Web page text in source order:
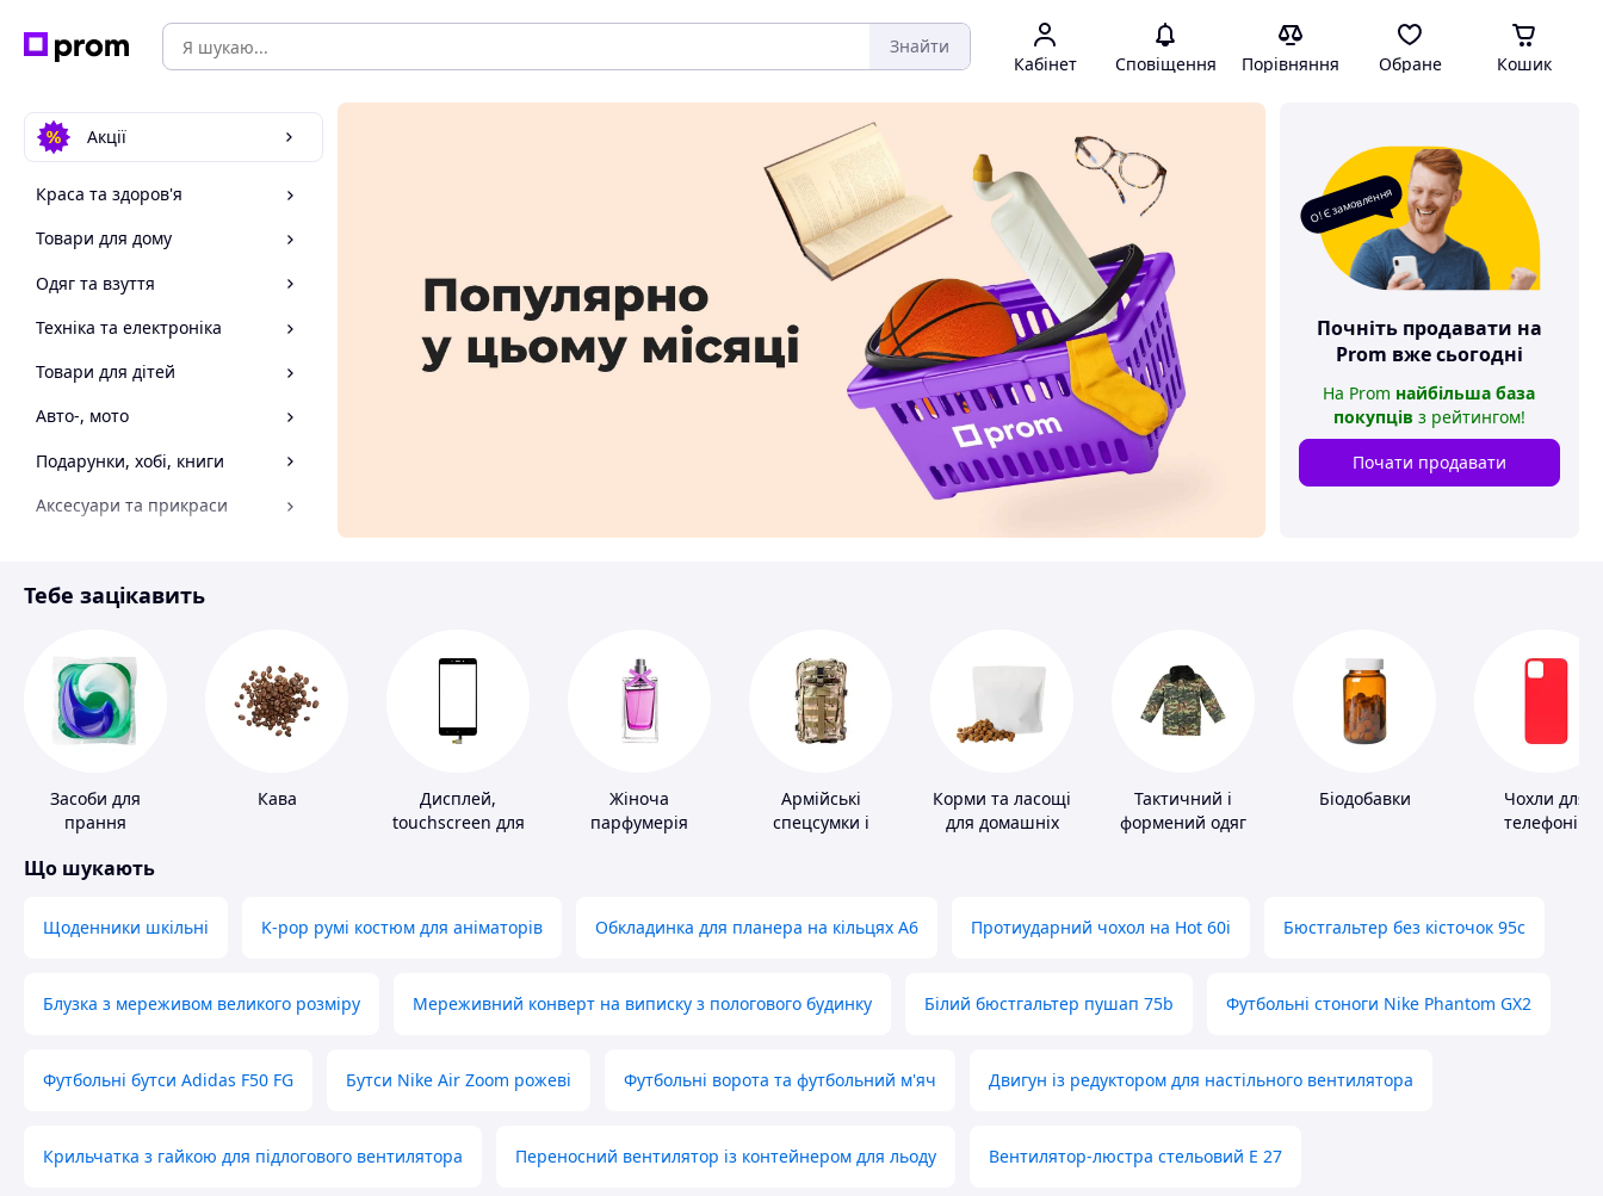
Знайти
Кабінет Сповіщення Порівняння Обране Кошик
Акції
Краса та здоров'я
Товари для дому
Одяг та взуття
Техніка та електроніка
Товари для дітей
Авто-, мото
Подарунки, хобі, книги
Аксесуари та прикраси
Спорт і відпочинок
О! Є замовлення
Почніть продавати на
Prom вже сьогодні
На Prom найбільша база
покупців з рейтингом!
Почати продавати
Тебе зацікавить
Засоби для
прання
Кава
Дисплей,
touchscreen для
Жіноча
парфумерія
Армійські
спецсумки і
Корми та ласощі
для домашніх
Тактичний і
формений одяг
Біодобавки
Чохли для
телефонів
Що шукають
Щоденники шкільні K-pop румі костюм для аніматорів Обкладинка для планера на кільцях А6 Протиударний чохол на Hot 60i Бюстгальтер без кісточок 95с
Блузка з мереживом великого розміру Мереживний конверт на виписку з пологового будинку Білий бюстгальтер пушап 75b Футбольні стоноги Nike Phantom GX2
Футбольні бутси Adidas F50 FG Бутси Nike Air Zoom рожеві Футбольні ворота та футбольний м'яч Двигун із редуктором для настільного вентилятора
Крильчатка з гайкою для підлогового вентилятора Переносний вентилятор із контейнером для льоду Вентилятор-люстра стельовий E 27